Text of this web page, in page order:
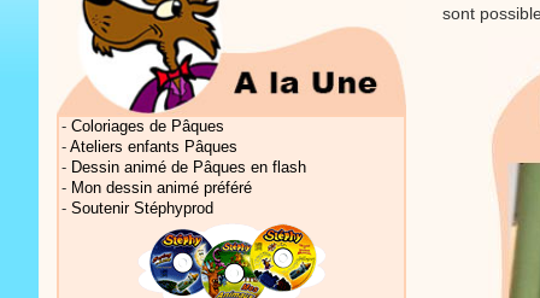
Vidéos
sont
- Coloriages de Pâques
- Ateliers enfants Pâques
- Dessin animé de Pâques en flash
- Mon dessin animé préféré
- Soutenir Stéphyprod